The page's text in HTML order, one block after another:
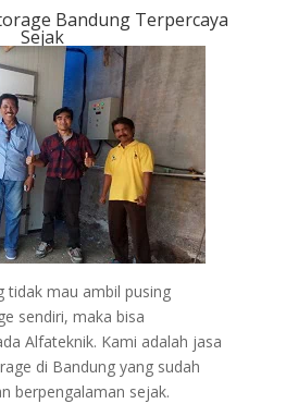
Bandung Terpercaya
Sejak
tidak mau ambil pusing
sendiri, maka bisa
Alfateknik. Kami adalah jasa
di Bandung yang sudah
berpengalaman sejak.